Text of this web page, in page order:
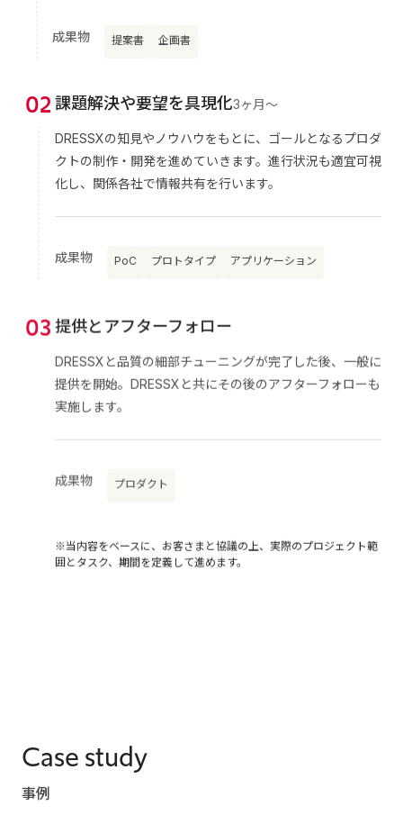
成果物 提案書 企画書
02 課題解決や要望を具現化3ヶ月〜
DRESSXの知見やノウハウをもとに、ゴールとなるプロダ
クトの制作・開発を進めていきます。進行状況も適宜可視
化し、関係各社で情報共有を行います。
成果物 PoC プロトタイプ アプリケーション
03 提供とアフターフォロー
DRESSXと品質の細部チューニングが完了した後、一般に
提供を開始。DRESSXと共にその後のアフターフォローも
実施します。
成果物 プロダクト
※当内容をベースに、お客さまと協議の上、実際のプロジェクト範
囲とタスク、期間を定義して進めます。
Case study
事例